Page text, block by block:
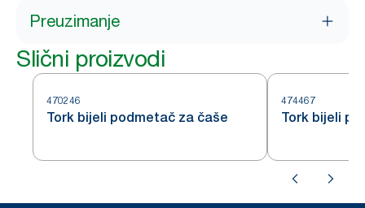
Preuzimanje
Slični proizvodi
470246
Tork bijeli podmetač za čaše
474467
Tork bijeli